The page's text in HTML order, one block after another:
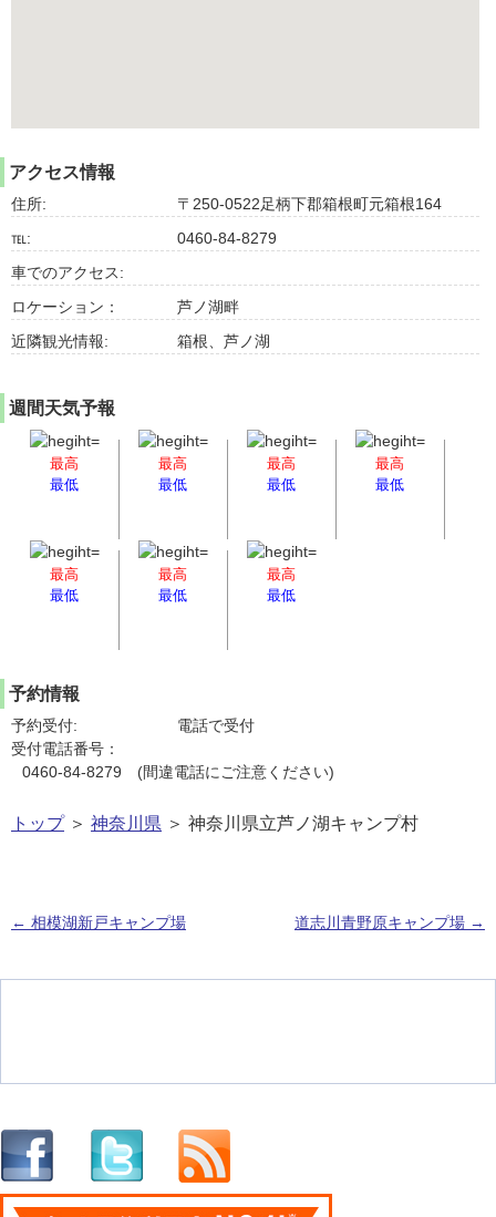
アクセス情報
住所:
〒250-0522足柄下郡箱根町元箱根164
℡:
0460-84-8279
車でのアクセス:
ロケーション：
芦ノ湖畔
近隣観光情報:
箱根、芦ノ湖
週間天気予報
最高
最低
最高
最低
最高
最低
最高
最低
最高
最低
最高
最低
最高
最低
予約情報
予約受付:
電話で受付
受付電話番号：
0460-84-8279 (間違電話にご注意ください)
トップ＞ 神奈川県 ＞ 神奈川県立芦ノ湖キャンプ村
← 相模湖新戸キャンプ場 道志川青野原キャンプ場 →